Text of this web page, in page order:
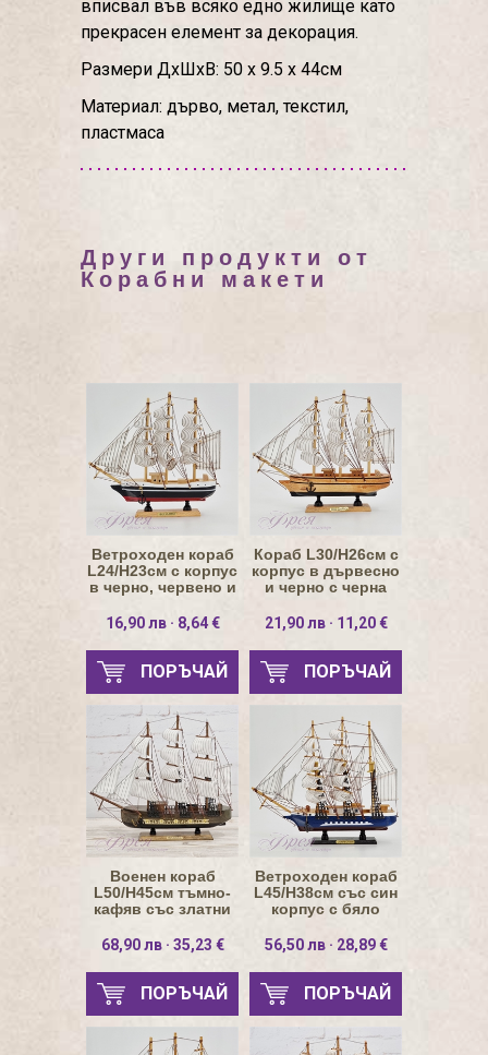
вписвал във всяко едно жилище като
прекрасен елемент за декорация.
Размери ДхШхВ: 50 х 9.5 х 44см
Материал: дърво, метал, текстил,
пластмаса
Други продукти от
Корабни макети
Ветроходен кораб
L24/H23см с корпус
в черно, червено и
16,90 лв · 8,64 €
ПОРЪЧАЙ
Кораб L30/H26см с
корпус в дървесно
и черно с черна
21,90 лв · 11,20 €
ПОРЪЧАЙ
Военен кораб
L50/H45см тъмно-
кафяв със златни
68,90 лв · 35,23 €
ПОРЪЧАЙ
Ветроходен кораб
L45/H38см със син
корпус с бяло
56,50 лв · 28,89 €
ПОРЪЧАЙ